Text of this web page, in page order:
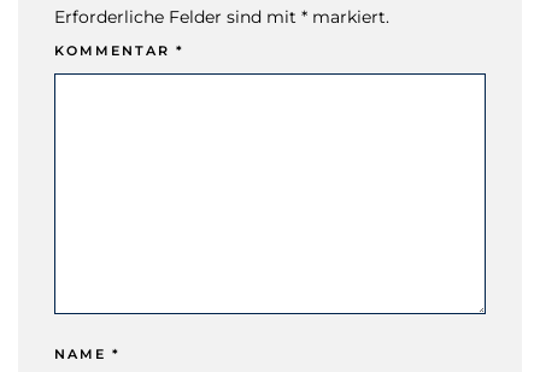
Erforderliche Felder sind mit * markiert.
KOMMENTAR *
NAME *